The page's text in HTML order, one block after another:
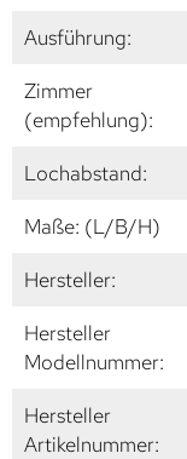
Ausführung:
Zimmer
(empfehlung):
Lochabstand:
Maße: (L/B/H)
Hersteller:
Hersteller
Modellnummer:
Hersteller
Artikelnummer: